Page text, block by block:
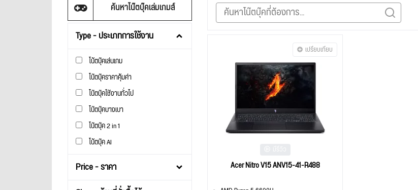
ค้นหาโน๊ตบุ๊คเล่มเกมส์
Type - ประเภทการใช้งาน
โน้ตบุ๊คเล่นเกม
โน๊ตบุ๊คราคาคุ้มค่า
โน๊ตบุ๊คใช้งานทั่วไป
โน๊ตบุ๊คบางเบา
โน๊ตบุ๊ค 2 in 1
โน้ตบุ๊ค AI
Price - ราคา
เปรียบเทียบ
Acer Nitro V15 ANV15-41-R488